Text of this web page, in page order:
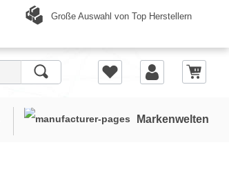
Große Auswahl von Top Herstellern
Markenwelten